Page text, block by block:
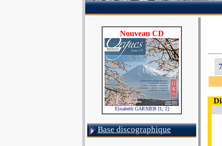
Nouveau CD
Elisabeth GARNIER [1; 2]
Base discographique